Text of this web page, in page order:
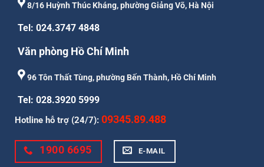
8/16 Huỳnh Thúc Kháng, phường Giảng Võ, Hà Nội
Tel: 024.3747 4848
Văn phòng Hồ Chí Minh
96 Tôn Thất Tùng, phường Bến Thành, Hồ Chí Minh
Tel: 028.3920 5999
Hotline hỗ trợ (24/7): 09345.89.488
1900 6695 E-MAIL